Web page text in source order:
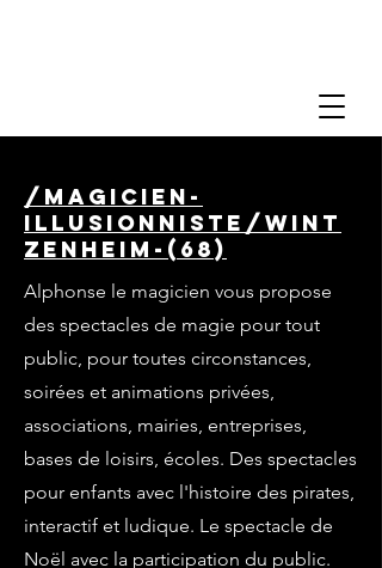
/magicien-
illusionniste/wint
zenheim-(68)
Alphonse le magicien vous propose
des spectacles de magie pour tout
public, pour toutes circonstances,
soirées et animations privées,
associations, mairies, entreprises,
bases de loisirs, écoles. Des spectacles
pour enfants avec l'histoire des pirates,
interactif et ludique. Le spectacle de
Noël avec la participation du public.